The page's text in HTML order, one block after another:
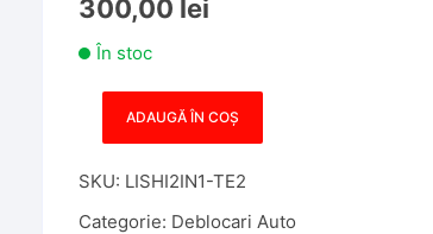
300,00 lei
În stoc
Cantitate
Lishi
2in1
ADAUGĂ ÎN COȘ
SKU: LISHI2IN1-TE2
Categorie: Deblocari Auto